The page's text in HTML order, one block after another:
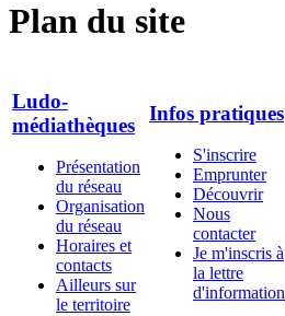
Plan du site
Ludo-
médiathèques
Présentation
du réseau
Organisation
du réseau
Horaires et
contacts
Ailleurs sur
le territoire
Infos pratiques
S'inscrire
Emprunter
Découvrir
Nous
contacter
Je m'inscris à
la lettre
d'information